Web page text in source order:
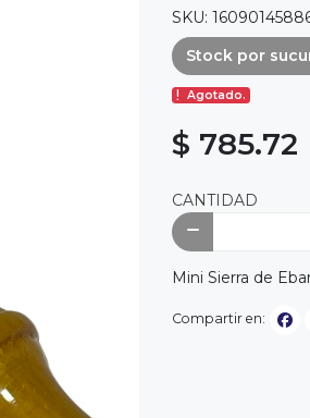
SKU:
Stock por
Agotado.
$ 785.72
CANTIDAD
Mini Sierra de
Compartir en: